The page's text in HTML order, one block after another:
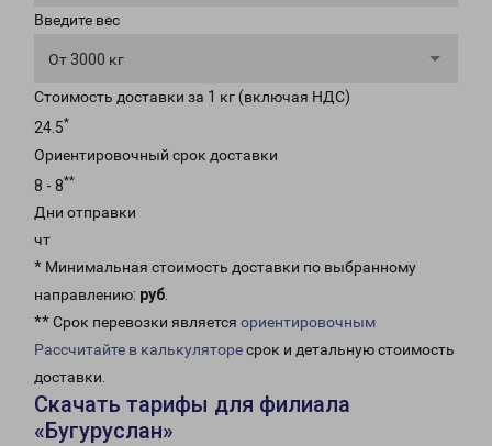
Введите вес
От 3000 кг
Стоимость доставки за 1 кг (включая НДС)
24.5*
Ориентировочный срок доставки
8 - 8**
Дни отправки
чт
* Минимальная стоимость доставки по выбранному
направлению: руб.
** Срок перевозки является ориентировочным
Рассчитайте в калькуляторесрок и детальную стоимость
доставки.
Скачать тарифы для филиала
«Бугуруслан»